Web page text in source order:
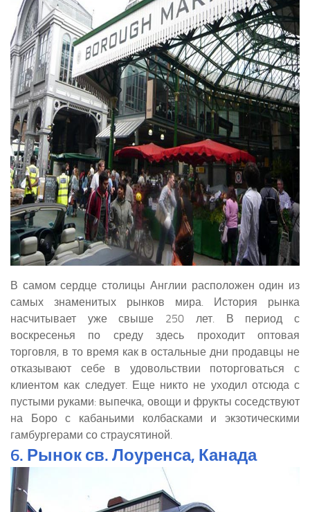
В самом сердце столицы Англии расположен один из
самых знаменитых рынков мира. История рынка
насчитывает уже свыше 250 лет. В период с
воскресенья по среду здесь проходит оптовая
торговля, в то время как в остальные дни продавцы не
отказывают себе в удовольствии поторговаться с
клиентом как следует. Еще никто не уходил отсюда с
пустыми руками: выпечка, овощи и фрукты соседствуют
на Боро с кабаньими колбасками и экзотическими
гамбургерами со страусятиной.
6. Рынок св. Лоуренса, Канада